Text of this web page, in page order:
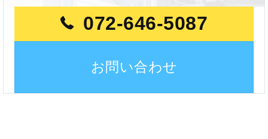
072-646-5087
お問い合わせ